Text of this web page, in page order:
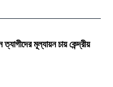
মূল্যায়ন চায় কেন্দ্রীয়